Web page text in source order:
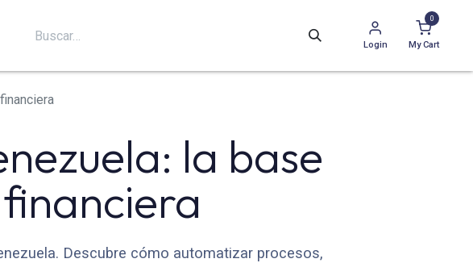
Login
0
My Cart
la base
Descubre cómo automatizar procesos,